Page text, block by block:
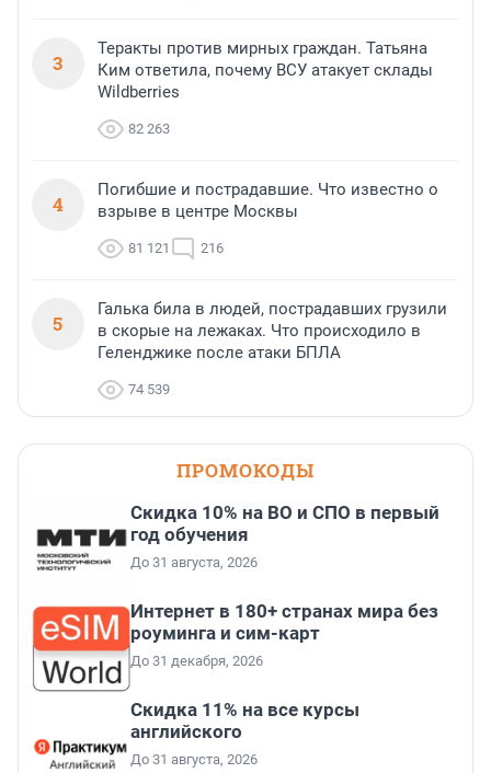
3
Теракты против мирных граждан. Татьяна
Ким ответила, почему ВСУ атакует склады
Wildberries
82 263
4
Погибшие и пострадавшие. Что известно о
взрыве в центре Москвы
81 121 216
5
Галька била в людей, пострадавших грузили
в скорые на лежаках. Что происходило в
Геленджике после атаки БПЛА
74 539
ПРОМОКОДЫ
Скидка 10% на ВО и СПО в первый
год обучения
До 31 августа, 2026
Интернет в 180+ странах мира без
роуминга и сим-карт
До 31 декабря, 2026
Скидка 11% на все курсы
английского
До 31 августа, 2026